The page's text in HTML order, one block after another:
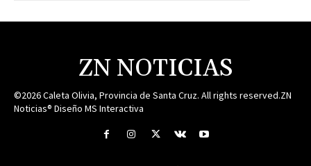
ZN NOTICIAS
©2026 Caleta Olivia, Provincia de Santa Cruz. All rights reserved.ZN
Noticias® Diseño MS Interactiva